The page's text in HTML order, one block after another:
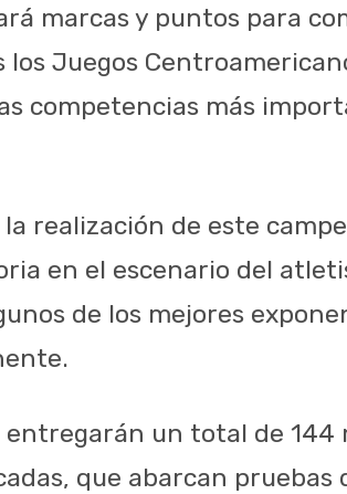
marcas y puntos para
Juegos
competencias más
realización de este
en el escenario del
de los mejores
un total de 144
que abarcan pruebas